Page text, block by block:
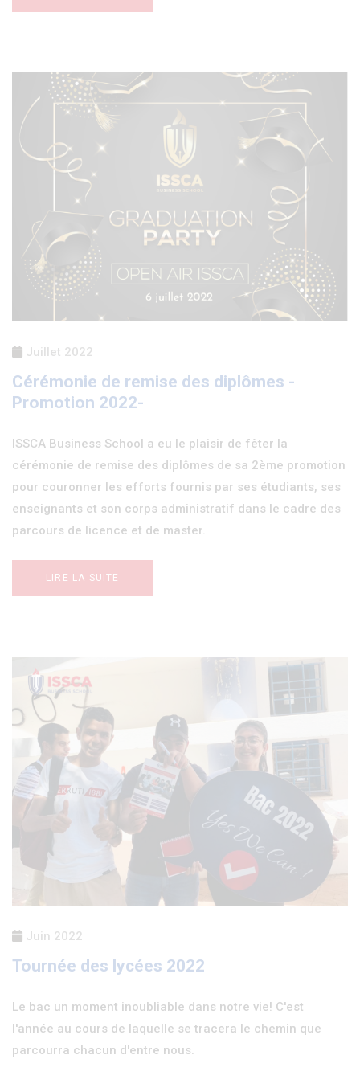
Juillet 2022
Cérémonie de remise des diplômes -
Promotion 2022-
ISSCA Business School a eu le plaisir de fêter la
cérémonie de remise des diplômes de sa 2ème promotion
pour couronner les efforts fournis par ses étudiants, ses
enseignants et son corps administratif dans le cadre des
parcours de licence et de master.
LIRE LA SUITE
Juin 2022
Tournée des lycées 2022
Le bac un moment inoubliable dans notre vie! C'est
l'année au cours de laquelle se tracera le chemin que
parcourra chacun d'entre nous.